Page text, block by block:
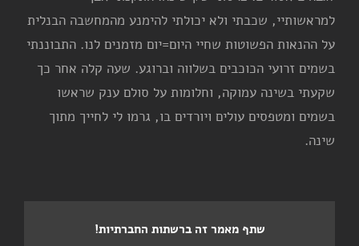
למראשותיי, שכבתי ולא יכולתי להימנע מהמחשבה הבנלית
על ההנאות הפשוטות שחיי היום=יום מזמנים לנו. התבוננתי
בשמים זרועי הכוכבים בשלווה וברוגע. שעה קלה אחר כך
שקעתי בשינה עמוקה, וחלומות על סולם ענק שראשו
בשמים ומטפסים עולים ויורדים בו, גרמו לי לחייך מתוך
שינה.
שתף מאמר זה ברשתות החברתיות!